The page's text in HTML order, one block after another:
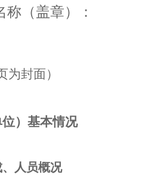
称（盖章）：
为封面）
位）基本情况
人员概况